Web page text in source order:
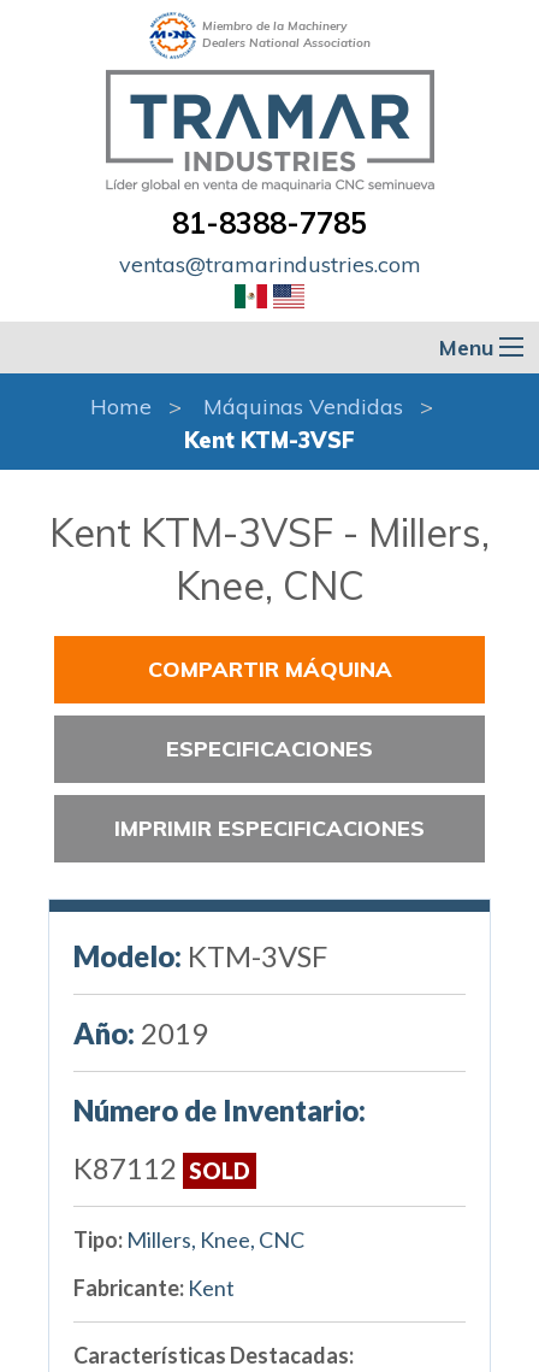
Miembro de la Machinery
Dealers National Association
81-8388-7785
ventas@tramarindustries.com
Menu
Home
Máquinas Vendidas
Kent KTM-3VSF
Kent KTM-3VSF - Millers,
Knee, CNC
COMPARTIR MÁQUINA
ESPECIFICACIONES
IMPRIMIR ESPECIFICACIONES
Modelo: KTM-3VSF
Año: 2019
Número de Inventario:
K87112 SOLD
Tipo: Millers, Knee, CNC
Fabricante: Kent
Características Destacadas: